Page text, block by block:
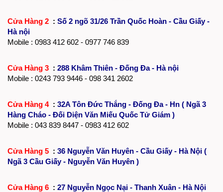
Cửa Hàng 2 : Số 2 ngõ 31/26 Trần Quốc Hoàn - Cầu Giấy -
Hà nội
Mobile : 0983 412 602 - 0977 746 839
Cửa Hàng 3 : 288 Khâm Thiên - Đống Đa - Hà nội
Mobile : 0243 793 9446 - 098 341 2602
Cửa Hàng 4 : 32A Tôn Đức Thắng - Đống Đa - Hn ( Ngã 3
Hàng Cháo - Đối Diện Văn Miếu Quốc Tử Giám )
Mobile : 043 839 8447 - 0983 412 602
Cửa Hàng 5 : 36 Nguyễn Văn Huyên - Cầu Giấy - Hà Nội (
Ngã 3 Cầu Giấy - Nguyễn Văn Huyên )
Cửa Hàng 6 : 27 Nguyễn Ngọc Nại - Thanh Xuân - Hà Nội